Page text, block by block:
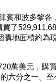
賓和波多黎各
了
地面積約為
萬美元，購
六分之一。